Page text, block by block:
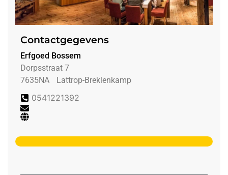
Contactgegevens
Erfgoed Bossem
Dorpsstraat 7
7635NA
Lattrop-Breklenkamp
0541221392